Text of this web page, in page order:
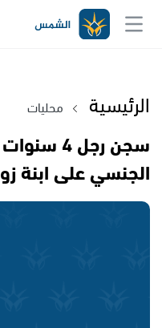
الرئيسية محليات
سجن رجل 4
الجنسي على ابنة